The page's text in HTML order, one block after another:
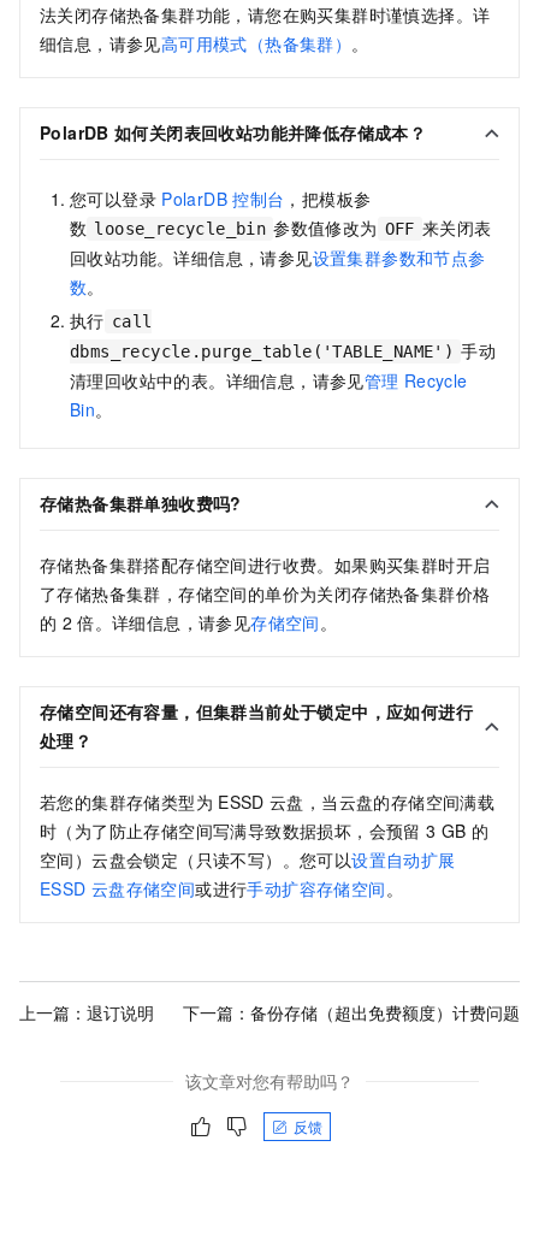
法关闭存储热备集群功能，请您在购买集群时谨慎选择。详
细信息，请参见高可用模式（热备集群） 。
PolarDB 如何关闭表回收站功能并降低存储成本？
您可以登录 PolarDB 控制台 ，把模板参
数 loose_recycle_bin 参数值修改为 OFF 来关闭表
回收站功能。详细信息，请参见设置集群参数和节点参
数。
执行 call
dbms_recycle.purge_table('TABLE_NAME') 手动
清理回收站中的表。详细信息，请参见管理 Recycle
Bin。
存储热备集群单独收费吗?
存储热备集群搭配存储空间进行收费。如果购买集群时开启
了存储热备集群，存储空间的单价为关闭存储热备集群价格
的 2 倍。详细信息，请参见存储空间。
存储空间还有容量，但集群当前处于锁定中，应如何进行
处理？
若您的集群存储类型为 ESSD 云盘，当云盘的存储空间满载
时（为了防止存储空间写满导致数据损坏，会预留 3 GB 的
空间）云盘会锁定（只读不写）。您可以设置自动扩展
ESSD 云盘存储空间或进行手动扩容存储空间。
上一篇： 退订说明 下一篇： 备份存储（超出免费额度）计费问题
该文章对您有帮助吗？
反馈